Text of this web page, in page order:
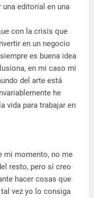
una editorial en una
con la crisis que
en un negocio
es buena idea
en mi caso mi
del arte está
he
vida para trabajar en
mi momento, no me
resto, pero sí creo
hacer cosas que
vez yo lo consiga